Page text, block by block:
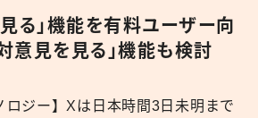
る」機能を有料ユーザー向
意見を見る」機能も検討
ロジー】Xは日本時間3日未明まで